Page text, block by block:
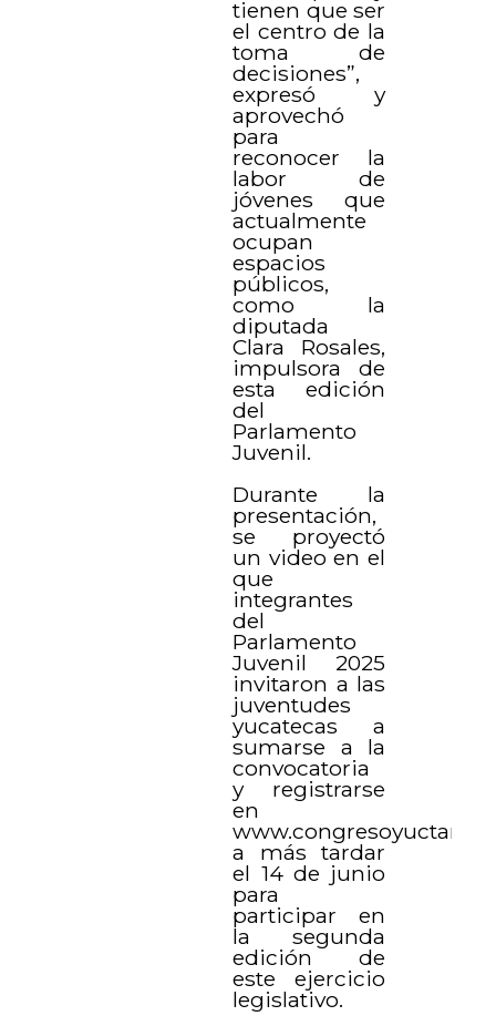
tienen que ser
el centro de la
toma de
decisiones”,
expresó y
aprovechó
para
reconocer la
labor de
jóvenes que
actualmente
ocupan
espacios
públicos,
como la
diputada
Clara Rosales,
impulsora de
esta edición
del
Parlamento
Juvenil.
Durante la
presentación,
se proyectó
un video en el
que
integrantes
del
Parlamento
Juvenil 2025
invitaron a las
juventudes
yucatecas a
sumarse a la
convocatoria
y registrarse
en
a más tardar
el 14 de junio
para
participar en
la segunda
edición de
este ejercicio
legislativo.